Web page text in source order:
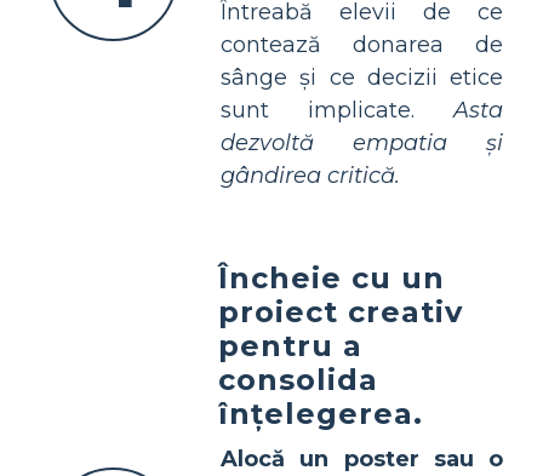
Întreabă elevii de ce
contează donarea de
sânge și ce decizii etice
sunt implicate.Asta
dezvoltă empatia și
gândirea critică.
Încheie cu un
proiect creativ
pentru a
consolida
înțelegerea.
Alocă un poster sau o